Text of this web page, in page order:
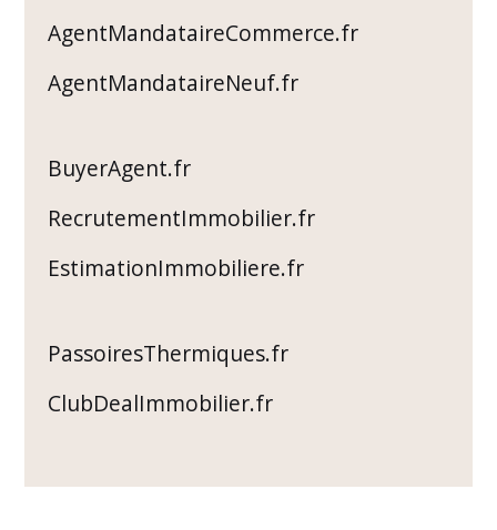
AgentMandataireCommerce.fr
AgentMandataireNeuf.fr
BuyerAgent.fr
RecrutementImmobilier.fr
EstimationImmobiliere.fr
PassoiresThermiques.fr
ClubDealImmobilier.fr